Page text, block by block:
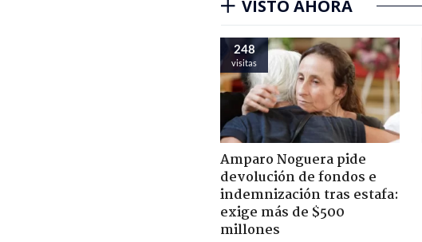
VISTO AHORA
248
visitas
Amparo Noguera pide
devolución de fondos e
indemnización tras estafa:
exige más de $500
millones